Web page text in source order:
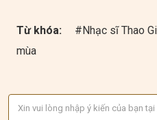
Từ khóa:
#Nhạc sĩ Thao
mùa